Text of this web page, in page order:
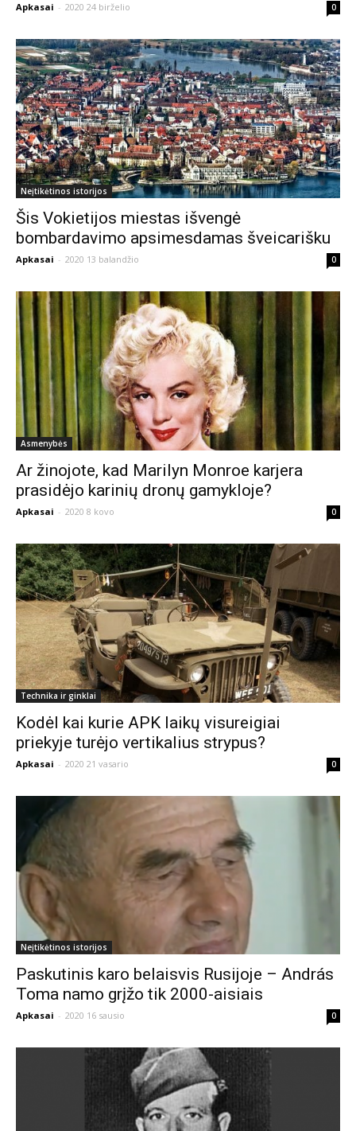
Apkasai - 2020 24 birželio 0
Neįtikėtinos istorijos
Šis Vokietijos miestas išvengė
bombardavimo apsimesdamas šveicarišku
Apkasai - 2020 13 balandžio 0
Asmenybės
Ar žinojote, kad Marilyn Monroe karjera
prasidėjo karinių dronų gamykloje?
Apkasai - 2020 8 kovo 0
Technika ir ginklai
Kodėl kai kurie APK laikų visureigiai
priekyje turėjo vertikalius strypus?
Apkasai - 2020 21 vasario 0
Neįtikėtinos istorijos
Paskutinis karo belaisvis Rusijoje – András
Toma namo grįžo tik 2000-aisiais
Apkasai - 2020 16 sausio 0